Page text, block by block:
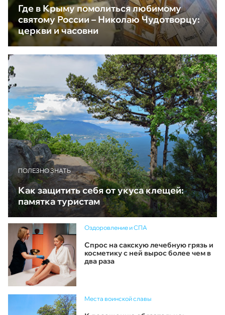
Где в Крыму помолиться любимому
святому России – Николаю Чудотворцу:
церкви и часовни
ПОЛЕЗНО ЗНАТЬ
Как защитить себя от укуса клещей:
памятка туристам
Оздоровление и СПА
Спрос на сакскую лечебную грязь и
косметику с ней вырос более чем в
два раза
Места воинской славы